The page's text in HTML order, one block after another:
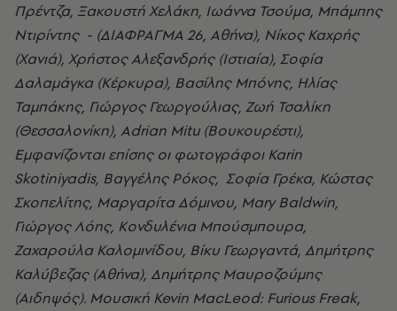
Πρέντζα, Ξακουστή Χελάκη, Ιωάννα Τσούμα, Μπάμπης
Ντιρίντης - (ΔΙΑΦΡΑΓΜΑ 26, Αθήνα), Νίκος Καχρής
(Χανιά), Χρήστος Αλεξανδρής (Ιστιαία), Σοφία
Δαλαμάγκα (Κέρκυρα), Βασίλης Μπόνης, Ηλίας
Ταμπάκης, Γιώργος Γεωργούλιας, Ζωή Τσαλίκη
(Θεσσαλονίκη), Adrian Mitu (Βουκουρέστι),
Εμφανίζονται επίσης οι φωτογράφοι Karin
Skotiniyadis, Βαγγέλης Ρόκος, Σοφία Γρέκα, Κώστας
Σκοπελίτης, Μαργαρίτα Δόμινου, Mary Baldwin,
Γιώργος Λόης, Κονδυλένια Μπούσμπουρα,
Ζαχαρούλα Καλομινίδου, Βίκυ Γεωργαντά, Δημήτρης
Καλύβεζας (Αθήνα), Δημήτρης Μαυροζούμης
(Αιδηψός). Μουσική Kevin MacLeod: Furious Freak,